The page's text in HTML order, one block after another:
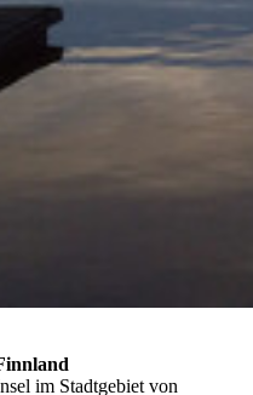
im Stadtgebiet von